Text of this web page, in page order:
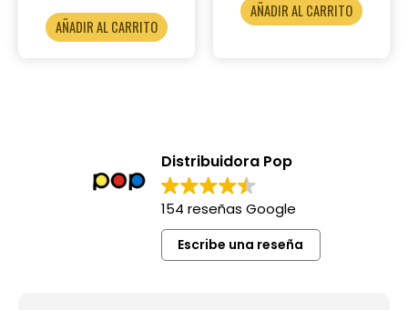
AÑADIR AL CARRITO
AÑADIR AL CARRITO
Distribuidora Pop
154 reseñas Google
Escribe una reseña